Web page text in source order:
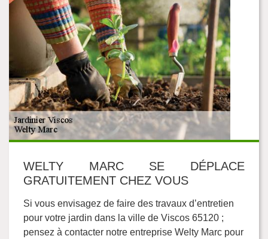
WELTY MARC SE DÉPLACE
GRATUITEMENT CHEZ VOUS
Si vous envisagez de faire des travaux d’entretien
pour votre jardin dans la ville de Viscos 65120 ;
pensez à contacter notre entreprise Welty Marc pour